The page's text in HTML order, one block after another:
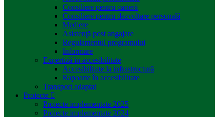
Consiliere pentru carieră
Consiliere pentru dezvoltare personală
Mediere
Asistenţă post angajare
Regulamentul programului
Informare
Expertiză în accesibilitate
Accesibilitate la infrastructură
Rapoarte în accesibilitate
Transport adaptat
Proiecte
Proiecte implementate 2025
Proiecte implementate 2024